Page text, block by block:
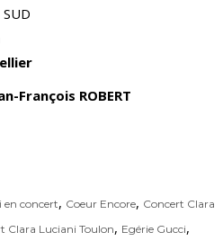
François ROBERT
en concert, Coeur Encore, Concert Clara
Clara Luciani Toulon, Egérie Gucci,